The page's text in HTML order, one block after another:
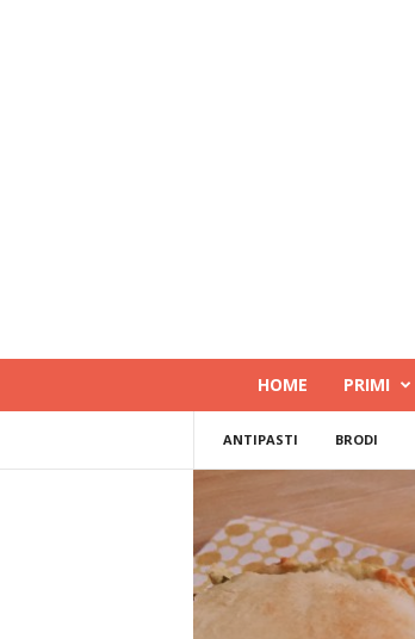
HOME PRIMI
ANTIPASTI BRODI